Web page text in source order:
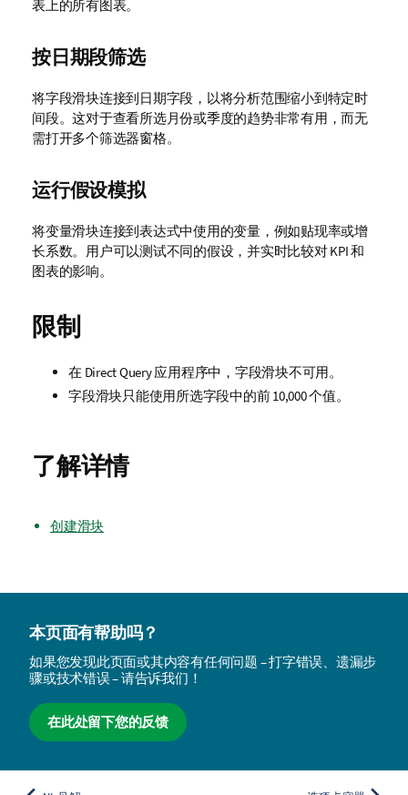
表上的所有图表。
按日期段筛选
将字段滑块连接到日期字段，以将分析范围缩小到特定时
间段。这对于查看所选月份或季度的趋势非常有用，而无
需打开多个筛选器窗格。
运行假设模拟
将变量滑块连接到表达式中使用的变量，例如贴现率或增
长系数。用户可以测试不同的假设，并实时比较对 KPI 和
图表的影响。
限制
在 Direct Query应用程序中，字段滑块不可用。
字段滑块只能使用所选字段中的前 10,000 个值。
了解详情
创建滑块
本页面有帮助吗？
如果您发现此页面或其内容有任何问题 – 打字错误、遗漏步
骤或技术错误 – 请告诉我们！
在此处留下您的反馈